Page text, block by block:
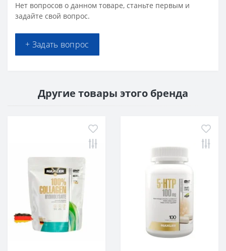
Нет вопросов о данном товаре, станьте первым и
задайте свой вопрос.
+ Задать вопрос
Другие товары этого бренда